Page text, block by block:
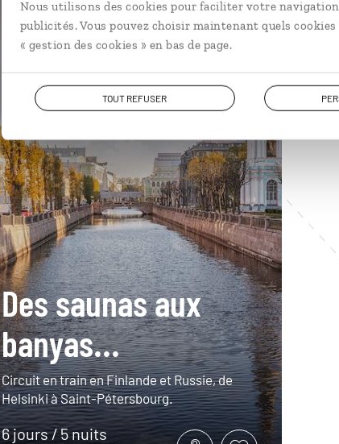
Nous utilisons des cookies pour faciliter votre
publicités. Vous pouvez choisir maintenant quels
« gestion des cookies » en bas de page.
TOUT REFUSER
Des saunas aux
banyas...
Circuit en train en Finlande et Russie, de
Helsinki à Saint-Pétersbourg.
6 jours / 5 nuits